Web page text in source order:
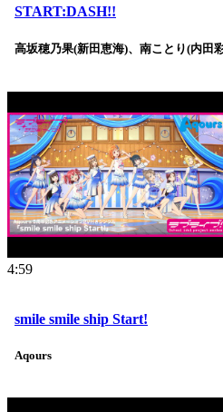
START:DASH!!
高坂穂乃果(新田恵海)、南ことり(内田
4:59
smile smile ship Start!
Aqours